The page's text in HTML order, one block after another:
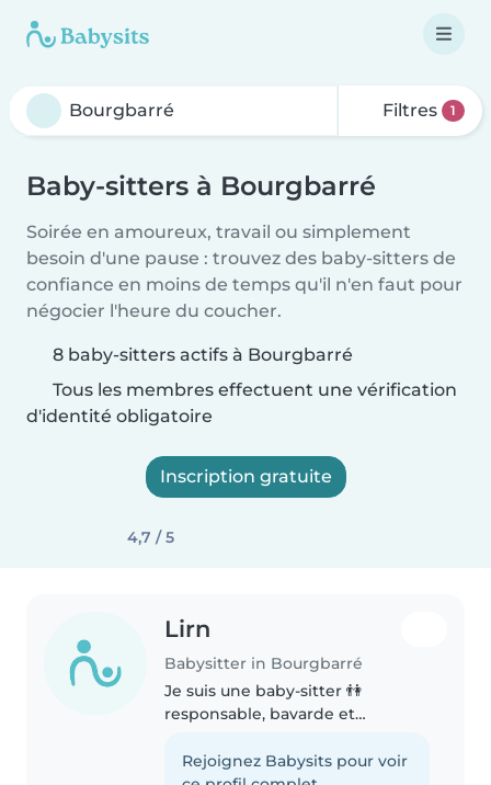
Filtres 1
Baby-sitters à Bourgbarré
Soirée en amoureux, travail ou simplement
besoin d'une pause : trouvez des baby-sitters de
confiance en moins de temps qu'il n'en faut pour
négocier l'heure du coucher.
8 baby-sitters actifs à Bourgbarré
Tous les membres effectuent une vérification
d'identité obligatoire
Inscription gratuite
4,7 / 5
Lirn
Babysitter in Bourgbarré
Je suis une baby-sitter 👫
responsable, bavarde et
de vos enfants avec soin et joie
Rejoignez Babysits pour voir